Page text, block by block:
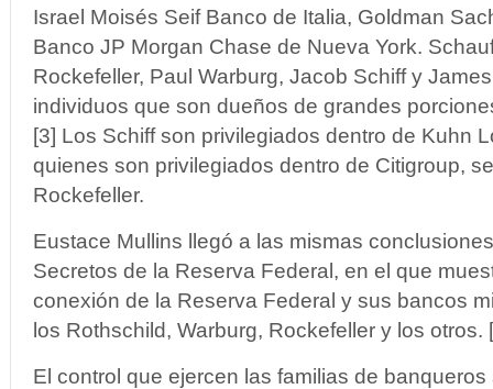
Israel Moisés Seif Banco de Italia, Goldman
Banco JP Morgan Chase de Nueva York.
Rockefeller, Paul Warburg, Jacob Schiff y
individuos que son dueños de grandes
[3] Los Schiff son privilegiados dentro de Kuhn
quienes son privilegiados dentro de Citigroup,
Rockefeller.
Eustace Mullins llegó a las mismas
Secretos de la Reserva Federal, en el que
conexión de la Reserva Federal y sus bancos
los Rothschild, Warburg, Rockefeller y los otros.
El control que ejercen las familias de